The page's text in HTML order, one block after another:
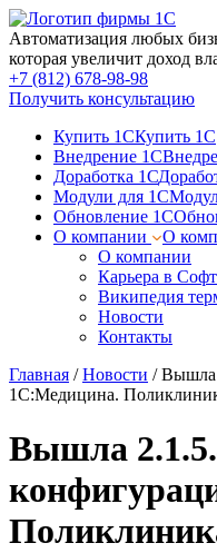
Автоматизация любых
которая увеличит доход
+7 (812) 678-98-98
Получить консультацию
Купить 1СКупить 1С
Внедрение 1С
Доработка 1С
Модули для 1С
Обновление 1С
О компании
О
О компании
Карьера в
Википедия
Новости
Контакты
Главная /Новости /Вышла
1С:Медицина.
Вышла